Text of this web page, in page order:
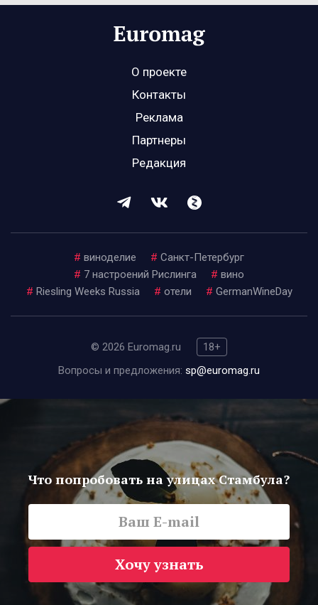
О проекте
Контакты
Реклама
Партнеры
Редакция
# виноделие # Санкт-Петербург
# 7 настроений Рислинга # вино
# Riesling Weeks Russia # отели # GermanWineDay
© 2026 Euromag.ru
18+
Вопросы и предложения: sp@euromag.ru
Что попробовать на улицах Стамбула?
Хочу узнать